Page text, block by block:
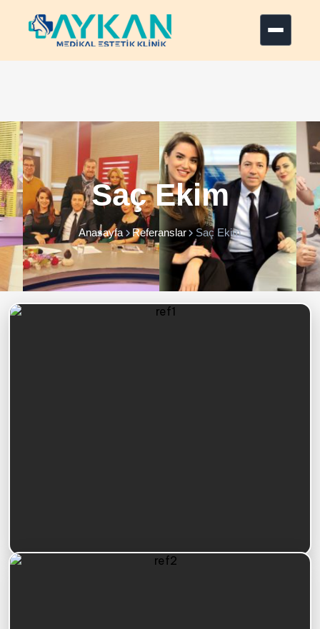
SAÇ EKİM
FARKLARIMIZ
DEĞİŞİMLER
İLETİŞİM
Yorum / Görüş Ücretsiz Saç Analizi
Saç Ekim
Anasayfa Referanslar Saç Ekim